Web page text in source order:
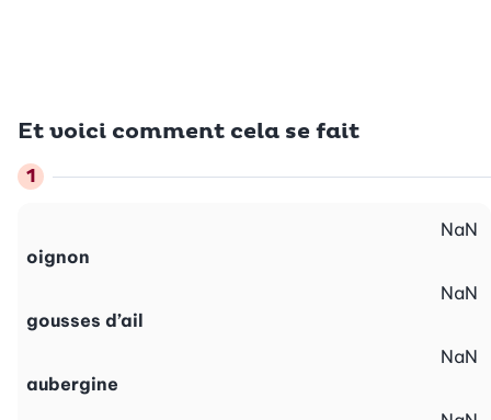
Et voici comment cela se fait
oignon
NaN
gousses d’ail
NaN
aubergine
NaN